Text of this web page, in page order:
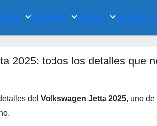
Fútbol Desportes Noticias Asuntos
2025: todos los detalles que
del Volkswagen Jetta 2025, uno